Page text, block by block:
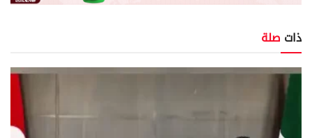
ذات صلة